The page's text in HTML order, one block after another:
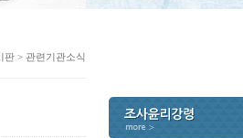
판 > 관련기관소식